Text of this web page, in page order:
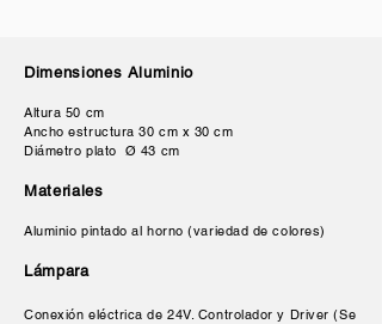
Dimensiones Aluminio
Altura 50 cm
Ancho estructura 30 cm x 30 cm
Diámetro plato Ø 43 cm
Materiales
Aluminio pintado al horno (variedad de colores)
Lámpara
Conexión eléctrica de 24V. Controlador y Driver (Se